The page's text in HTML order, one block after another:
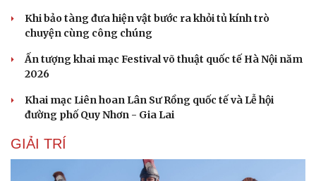
Khi bảo tàng đưa hiện vật bước ra khỏi tủ kính trò
chuyện cùng công chúng
Ấn tượng khai mạc Festival võ thuật quốc tế Hà Nội năm
2026
Khai mạc Liên hoan Lân Sư Rồng quốc tế và Lễ hội
đường phố Quy Nhơn - Gia Lai
GIẢI TRÍ